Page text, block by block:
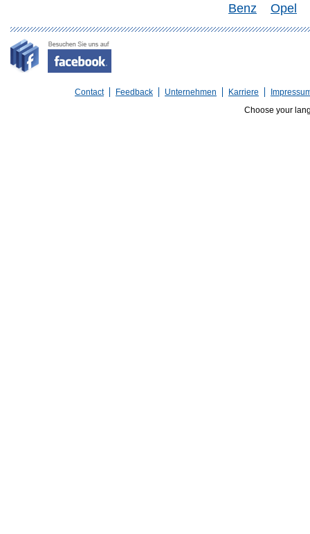
Benz
Opel
Contact Feedback Unternehmen Karriere
Choose your